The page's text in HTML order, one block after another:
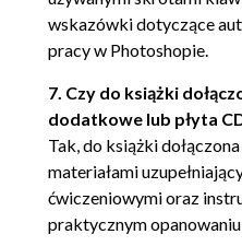
kolorów)
Narzędzie
(110)
Narzędzia
Narzędzie
(111)
Narzędzie
Narzędzie
wskazówki dotyczące
pracy w Photoshopie.
7. Czy do książki
dodatkowe lub płyta
Tak, do książki
materiałami
ćwiczeniowymi oraz
praktycznym